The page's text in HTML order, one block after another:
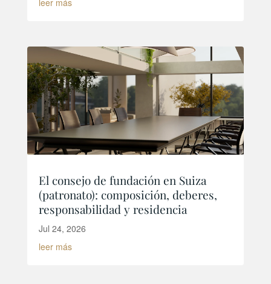
leer más
El consejo de fundación en Suiza
(patronato): composición, deberes,
responsabilidad y residencia
Jul 24, 2026
leer más